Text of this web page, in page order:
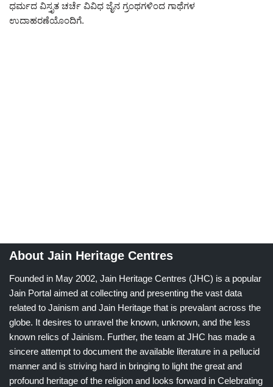
ಧರ್ಮದ ವಿಸ್ತೃತ ಚರ್ಚೆ ವಿವಿಧ ಜೈನ ಗ್ರಂಥಗಳಿಂದ ಗಾಥೆಗಳ
ಉದಾಹರಣೆಯೊಂದಿಗೆ.
About Jain Heritage Centres
Founded in May 2002, Jain Heritage Centres (JHC) is a popular
Jain Portal aimed at collecting and presenting the vast data
related to Jainism and Jain Heritage that is prevalant across the
globe. It desires to unravel the known, unknown, and the less
known relics of Jainism. Further, the team at JHC has made a
sincere attempt to document the available literature in a pellucid
manner and is striving hard in bringing to light the great and
profound heritage of the religion and looks forward in Celebrating